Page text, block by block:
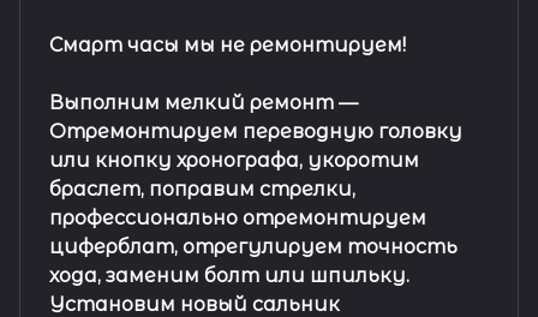
Смарт часы мы не ремонтируем!
Выполним мелкий ремонт —
Отремонтируем переводную головку
или кнопку хронографа, укоротим
браслет, поправим стрелки,
профессионально отремонтируем
циферблат, отрегулируем точность
хода, заменим болт или шпильку.
Установим новый сальник